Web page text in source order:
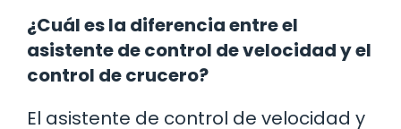
¿Cuál es la diferencia entre el
asistente de control de velocidad y el
control de crucero?
El asistente de control de velocidad y